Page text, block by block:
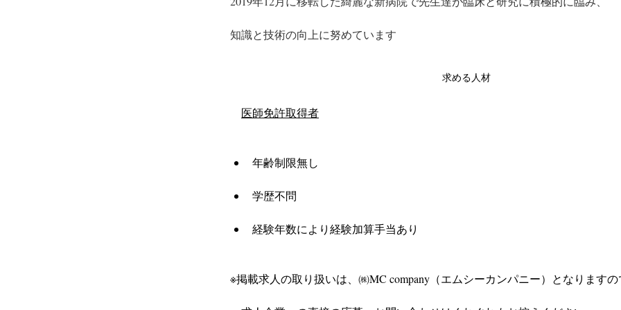
知識と技術の向上に努めています
求める人材
医師免許取得者
年齢制限無し
学歴不問
経験年数により経験加算手当あり
※掲載求人の取り扱いは、㈱MC company（エムシーカンパニー）となります